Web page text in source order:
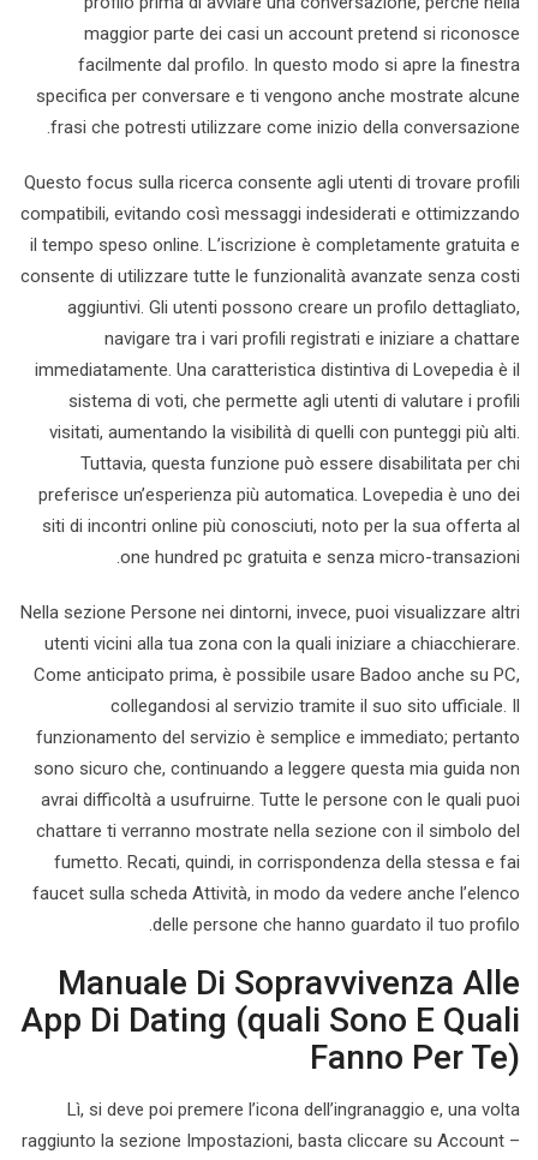
maggior parte dei casi un account pretend si riconosce
facilmente dal profilo. In questo modo si apre la finestra
specifica per conversare e ti vengono anche mostrate alcune
frasi che potresti utilizzare come inizio della conversazione.
Questo focus sulla ricerca consente agli utenti di trovare profili
compatibili, evitando così messaggi indesiderati e ottimizzando
il tempo speso online. L’iscrizione è completamente gratuita e
consente di utilizzare tutte le funzionalità avanzate senza costi
aggiuntivi. Gli utenti possono creare un profilo dettagliato,
navigare tra i vari profili registrati e iniziare a chattare
immediatamente. Una caratteristica distintiva di Lovepedia è il
sistema di voti, che permette agli utenti di valutare i profili
visitati, aumentando la visibilità di quelli con punteggi più alti.
Tuttavia, questa funzione può essere disabilitata per chi
preferisce un’esperienza più automatica. Lovepedia è uno dei
siti di incontri online più conosciuti, noto per la sua offerta al
one hundred pc gratuita e senza micro-transazioni.
Nella sezione Persone nei dintorni, invece, puoi visualizzare altri
utenti vicini alla tua zona con la quali iniziare a chiacchierare.
Come anticipato prima, è possibile usare Badoo anche su PC,
collegandosi al servizio tramite il suo sito ufficiale. Il
funzionamento del servizio è semplice e immediato; pertanto
sono sicuro che, continuando a leggere questa mia guida non
avrai difficoltà a usufruirne. Tutte le persone con le quali puoi
chattare ti verranno mostrate nella sezione con il simbolo del
fumetto. Recati, quindi, in corrispondenza della stessa e fai
faucet sulla scheda Attività, in modo da vedere anche l’elenco
delle persone che hanno guardato il tuo profilo.
Manuale Di Sopravvivenza Alle
App Di Dating (quali Sono E Quali
Fanno Per Te)
Lì, si deve poi premere l’icona dell’ingranaggio e, una volta
raggiunto la sezione Impostazioni, basta cliccare su Account –